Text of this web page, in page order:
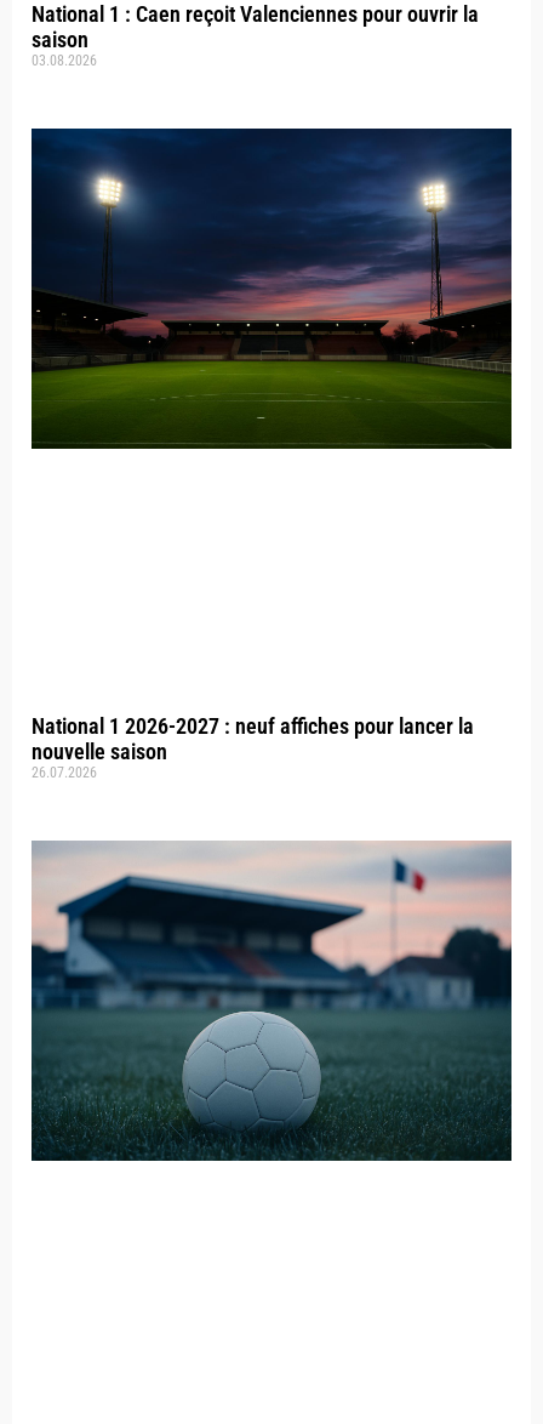
National 1 : Caen reçoit Valenciennes pour ouvrir la
saison
03.08.2026
National 1 2026-2027 : neuf affiches pour lancer la
nouvelle saison
26.07.2026